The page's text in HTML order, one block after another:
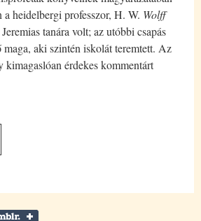
heidelbergi professzor, H. W. Wolff
tanára volt; az utóbbi csapás
aki szintén iskolát teremtett. Az
kimagaslóan érdekes kommentárt